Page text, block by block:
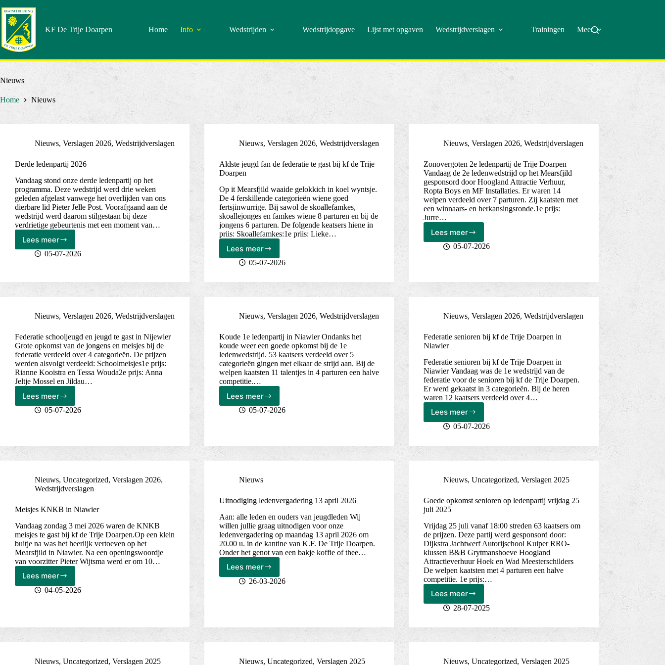
naar
artikel
KF De Trije Doarpen
Home Info Wedstrijden Wedstrijdopgave Lijst met opgaven Wedstrijdverslagen Trainingen Meer
Nieuws
Home Nieuws
Nieuws, Verslagen 2026, Wedstrijdverslagen
Derde ledenpartij 2026
Vandaag stond onze derde ledenpartij op het
programma. Deze wedstrijd werd drie weken
geleden afgelast vanwege het overlijden van ons
dierbare lid Pieter Jelle Post. Voorafgaand aan de
wedstrijd werd daarom stilgestaan bij deze
verdrietige gebeurtenis met een moment van…
Lees meer
Derde
ledenpartij
05-07-2026
Nieuws,Verslagen 2026,Wedstrijdverslagen
Aldste jeugd fan de federatie te gast bij kf de Trije
Doarpen
Op it Mearsfjild waaide gelokkich in koel wyntsje.
De 4 ferskillende categorieën wiene goed
fertsjinwurrige. Bij sawol de skoallefamkes,
skoallejonges en famkes wiene 8 parturen en bij de
jongens 6 parturen. De folgende keatsers hiene in
priis: Skoallefamkes:1e priis: Lieke…
Lees meer
Aldste
jeugd
de
federatie
te
bij
de
Trije
Doarpen
05-07-2026
Nieuws,Verslagen 2026,Wedstrijdverslagen
Zonovergoten 2e ledenpartij de Trije Doarpen
Vandaag de 2e ledenwedstrijd op het Mearsfjild
gesponsord door Hoogland Attractie Verhuur,
Ropta Boys en MF Installaties. Er waren 14
welpen verdeeld over 7 parturen. Zij kaatsten met
een winnaars- en herkansingsronde.1e prijs:
Jurre…
Lees meer
05-07-2026
Nieuws, Verslagen 2026, Wedstrijdverslagen
Federatie schooljeugd en jeugd te gast in Nijewier
Grote opkomst van de jongens en meisjes bij de
federatie verdeeld over 4 categorieën. De prijzen
werden alsvolgt verdeeld: Schoolmeisjes1e prijs:
Rianne Kooistra en Tessa Wouda2e prijs: Anna
Jeltje Mossel en Jildau…
Lees meer
05-07-2026
Nieuws,Verslagen 2026,Wedstrijdverslagen
Koude 1e ledenpartij in Niawier Ondanks het
koude weer een goede opkomst bij de 1e
ledenwedstrijd. 53 kaatsers verdeeld over 5
categorieën gingen met elkaar de strijd aan. Bij de
welpen kaatsten 11 talentjes in 4 parturen een halve
competitie.…
Lees meer
05-07-2026
Nieuws,Verslagen 2026,Wedstrijdverslagen
Federatie senioren bij kf de Trije Doarpen in
Niawier
Federatie senioren bij kf de Trije Doarpen in
Niawier Vandaag was de 1e wedstrijd van de
federatie voor de senioren bij kf de Trije Doarpen.
Er werd gekaatst in 3 categorieën. Bij de heren
waren 12 kaatsers verdeeld over 4…
Lees meerFederatie
senioren
kf
Trije
in
05-07-2026
Nieuws, Uncategorized, Verslagen 2026,
Wedstrijdverslagen
Meisjes KNKB in Niawier
Vandaag zondag 3 mei 2026 waren de KNKB
meisjes te gast bij kf de Trije Doarpen.Op een klein
buitje na was het heerlijk vertoeven op het
Mearsfjild in Niawier. Na een openingswoordje
van voorzitter Pieter Wijtsma werd er om 10…
Lees meer
Meisjes
KNKB
04-05-2026
Nieuws
Uitnodiging ledenvergadering 13 april 2026
Aan: alle leden en ouders van jeugdleden Wij
willen jullie graag uitnodigen voor onze
ledenvergadering op maandag 13 april 2026 om
20.00 u. in de kantine van K.F. De Trije Doarpen.
Onder het genot van een bakje koffie of thee…
Lees meerUitnodiging
ledenvergadering
26-03-2026
Nieuws,Uncategorized,Verslagen 2025
Goede opkomst senioren op ledenpartij vrijdag 25
juli 2025
Vrijdag 25 juli vanaf 18:00 streden 63 kaatsers om
de prijzen. Deze partij werd gesponsord door:
Dijkstra Jachtwerf Autorijschool Kuiper RRO-
klussen B&B Grytmanshoeve Hoogland
Attractieverhuur Hoek en Wad Meesterschilders
De welpen kaatsten met 4 parturen een halve
competitie. 1e prijs:…
Lees meer
Goede
opkomst
op
vrijdag
28-07-2025
Nieuws, Uncategorized, Verslagen 2025 Nieuws,Uncategorized,Verslagen 2025 Nieuws,Uncategorized,Verslagen 2025